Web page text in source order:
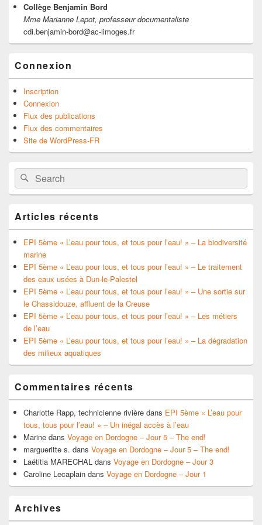
Collège Benjamin Bord
Mme Marianne Lepot, professeur documentaliste
cdi.benjamin-bord@ac-limoges.fr
Connexion
Inscription
Connexion
Flux des publications
Flux des commentaires
Site de WordPress-FR
Search
for:
Search
Articles récents
EPI 5ème « L’eau pour tous, et tous pour l’eau! » – La biodiversité
marine
EPI 5ème « L’eau pour tous, et tous pour l’eau! » – Le traitement
des eaux usées à Dun-le-Palestel
EPI 5ème « L’eau pour tous, et tous pour l’eau! » – Une sortie sur
le Chassidouze, affluent de la Creuse
EPI 5ème « L’eau pour tous, et tous pour l’eau! » – Les métiers
de l’eau
EPI 5ème « L’eau pour tous, et tous pour l’eau! » – La dégradation
des milieux aquatiques
Commentaires récents
Charlotte Rapp, technicienne rivière dans EPI 5ème « L’eau pour
tous, tous pour l’eau! » – Un inégal accès à l’eau
Marine dans Voyage en Dordogne – Jour 5 – The end!
margueritte s. dans Voyage en Dordogne – Jour 5 – The end!
Laëtitia MARECHAL dans Voyage en Dordogne – Jour 3
Caroline Lecaplain dans Voyage en Dordogne – Jour 1
Archives